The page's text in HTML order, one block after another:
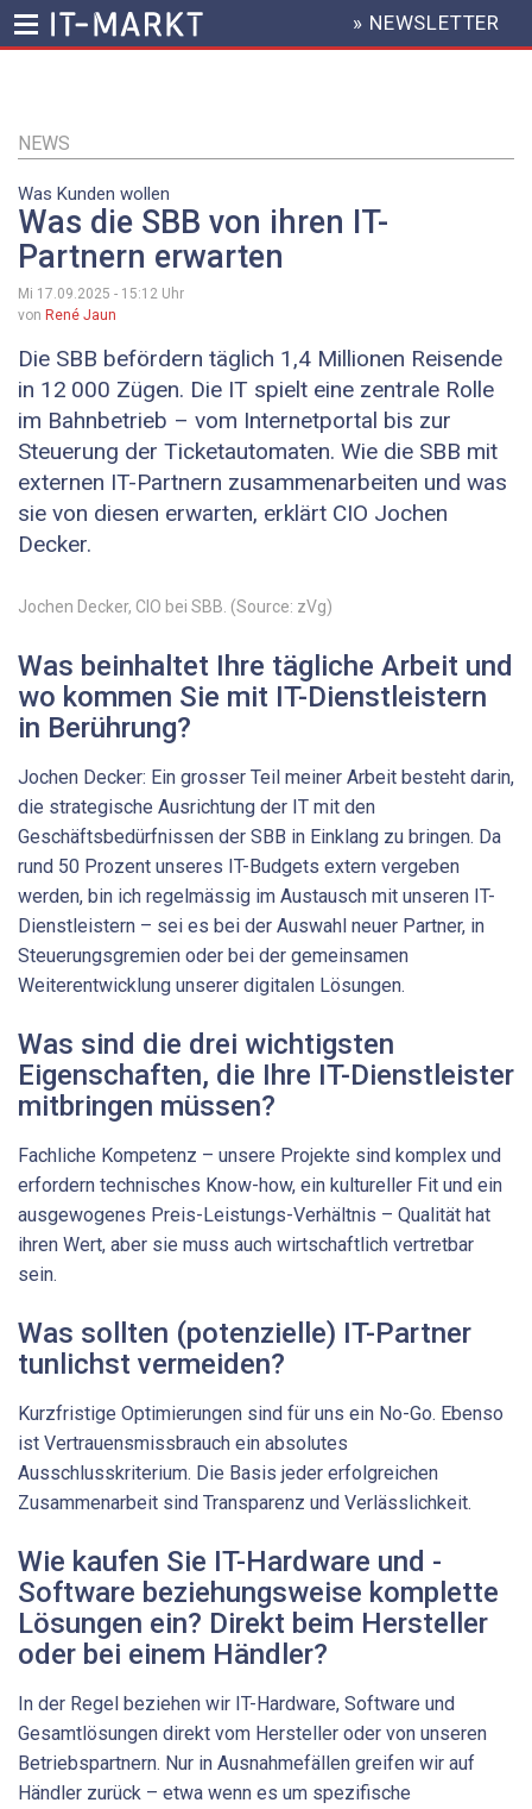
Inhalt
HEADER
MENU
» NEWSLETTER
NEWS
Was Kunden wollen
Was die SBB von ihren IT-
Partnern erwarten
Mi 17.09.2025 - 15:12 Uhr
von René Jaun
Die SBB befördern täglich 1,4 Millionen Reisende
in 12 000 Zügen. Die IT spielt eine zentrale Rolle
im Bahn­betrieb – vom Internetportal bis zur
Steuerung der Ticketautomaten. Wie die SBB mit
externen ­IT-Partnern zusammenarbeiten und was
sie von diesen erwarten, erklärt CIO Jochen
Decker.
Jochen Decker, CIO bei SBB. (Source: zVg)
Was beinhaltet Ihre tägliche Arbeit und
wo kommen Sie mit IT-Dienstleistern
in Berührung?
Jochen Decker: Ein grosser Teil meiner Arbeit besteht darin,
die strategische Ausrichtung der IT mit den
Geschäftsbedürfnissen der SBB in Einklang zu bringen. Da
rund 50 Prozent unseres IT-Budgets extern vergeben
werden, bin ich regelmässig im Austausch mit unseren IT-
Dienstleistern – sei es bei der Auswahl neuer Partner, in
Steuerungsgremien oder bei der gemeinsamen
Weiterentwicklung unserer digitalen Lösungen.
Was sind die drei wichtigsten
Eigenschaften, die Ihre IT-Dienstleister
mitbringen müssen?
Fachliche Kompetenz – unsere Projekte sind komplex und
erfordern technisches Know-how, ein kultureller Fit und ein
ausgewogenes Preis-Leistungs-Verhältnis – Qualität hat
ihren Wert, aber sie muss auch wirtschaftlich vertretbar
sein.
Was sollten (potenzielle) IT-Partner
tunlichst vermeiden?
Kurzfristige Optimierungen sind für uns ein No-Go. Ebenso
ist Vertrauensmissbrauch ein absolutes
Ausschlusskriterium. Die Basis jeder erfolgreichen
Zusammenarbeit sind Transparenz und Verlässlichkeit.
Wie kaufen Sie IT-Hardware und -
Software beziehungsweise komplette
Lösungen ein? Direkt beim Hersteller
oder bei einem Händler?
In der Regel beziehen wir IT-Hardware, Software und
Gesamtlösungen direkt vom Hersteller oder von unseren
Betriebspartnern. Nur in Ausnahmefällen greifen wir auf
Händler zurück – etwa wenn es um spezifische